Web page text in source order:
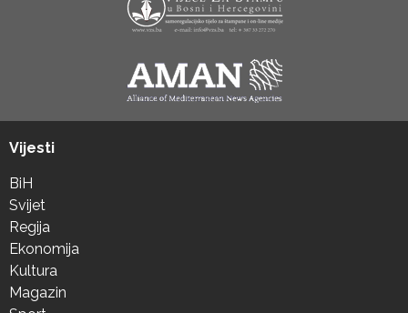
Vijesti
BiH
Svijet
Regija
Ekonomija
Kultura
Magazin